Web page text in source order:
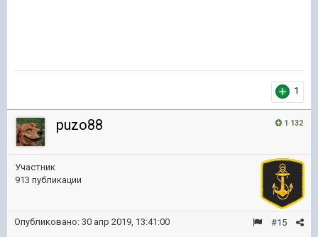
1
1 132
puzo88
Участник
913 публикации
#15
Опубликовано: 30 апр 2019, 13:41:00